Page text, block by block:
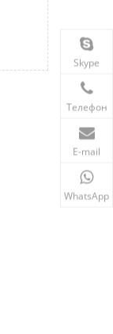
Skype
Телефон
E-mail
WhatsApp